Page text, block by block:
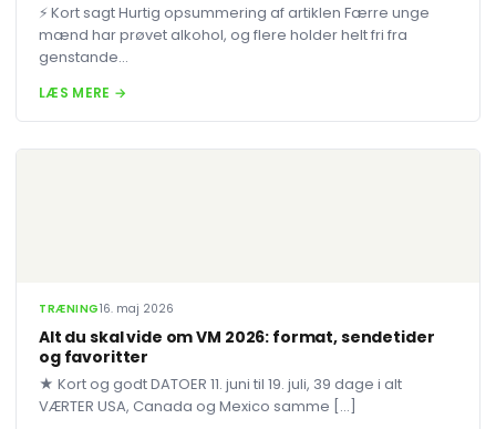
⚡ Kort sagt Hurtig opsummering af artiklen Færre unge
mænd har prøvet alkohol, og flere holder helt fri fra
genstande...
LÆS MERE →
TRÆNING16. maj 2026
Alt du skal vide om VM 2026: format, sendetider
og favoritter
★ Kort og godt DATOER 11. juni til 19. juli, 39 dage i alt
VÆRTER USA, Canada og Mexico samme […]